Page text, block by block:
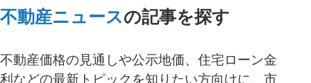
不動産ニュースの記事を探す
不動産価格の見通しや公示地価、住宅ローン金
利などの最新トピックを知りたい方向けに、市